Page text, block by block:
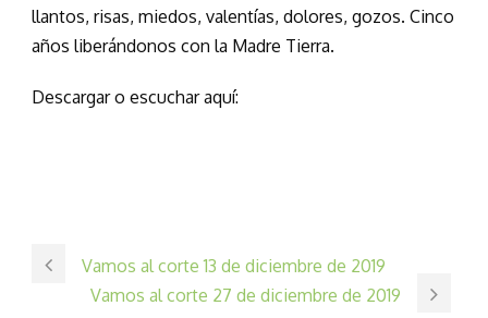
llantos, risas, miedos, valentías, dolores, gozos. Cinco
años liberándonos con la Madre Tierra.
Descargar o escuchar aquí:
Vamos al corte 13 de diciembre de 2019
Vamos al corte 27 de diciembre de 2019